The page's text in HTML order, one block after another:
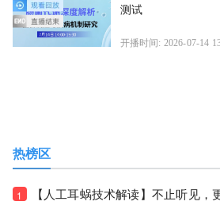
测试
开播时间: 2026-07-14
热榜区
1